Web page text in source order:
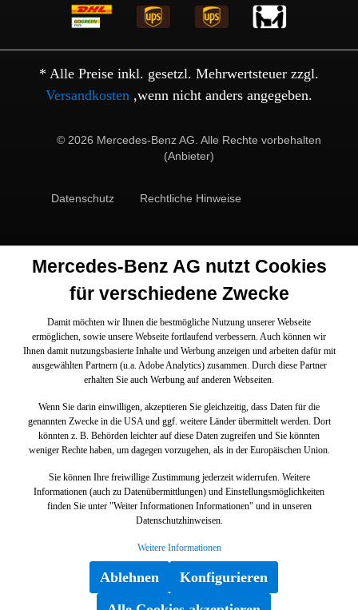
* Alle Preise inkl. gesetzl. Mehrwertsteuer zzgl.
Versandkosten ,wenn nicht anders angegeben.
© 2026 Mercedes-Benz AG. Alle Rechte vorbehalten
(Anbieter)
Datenschutz Rechtliche Hinweise
Mercedes-Benz AG nutzt Cookies
für verschiedene Zwecke
Damit möchten wir Ihnen die bestmögliche Nutzung unserer Webseite
ermöglichen, sowie unsere Webseite fortlaufend verbessern. Auch können wir
Ihnen damit nutzungsbasierte Inhalte und Werbung anzeigen und arbeiten dafür mit
ausgewählten Partnern (u.a. Adobe Analytics) zusammen. Durch diese Partner
erhalten Sie auch Werbung auf anderen Webseiten.
Wenn Sie darin einwilligen, akzeptieren Sie gleichzeitig, dass Daten für die
genannten Zwecke in die USA und ggf. weitere Länder übermittelt werden. Dort
könnten z. B. Behörden leichter auf diese Daten zugreifen und Sie könnten
weniger Rechte haben, um dagegen vorzugehen, als in der Europäischen Union.
Sie können Ihre freiwillige Zustimmung jederzeit widerrufen. Weitere
Informationen (auch zu Datenübermittlungen) und Einstellungsmöglichkeiten
finden Sie unter "Weiter Informationen Informationen" und in unseren
Datenschutzhinweisen.
Weitere Informationen
Ablehnen
Konfigurieren